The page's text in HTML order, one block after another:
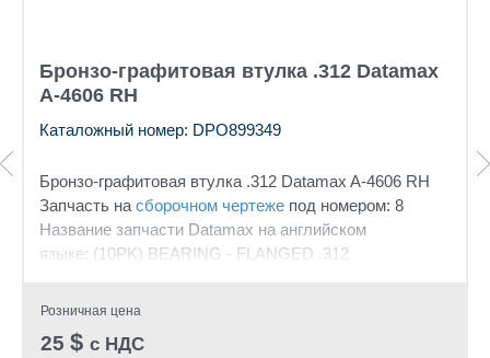
Бронзо-графитовая втулка .312 Datamax
A-4606 RH
Каталожный номер: DPO899349
Бронзо-графитовая втулка .312 Datamax A-4606 RH
Запчасть на сборочном чертеже под номером: 8
Название запчасти Datamax на английском
языке: (10PK) BEARING - FLANGED .312
Розничная цена
25 $ с НДС